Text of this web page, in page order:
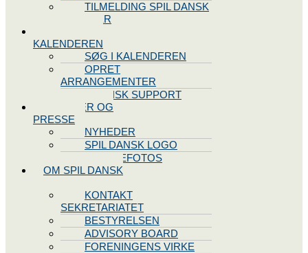
TILMELDING SPIL DANSK
ARTISTER
KALENDEREN
SØG I KALENDEREN
OPRET
ARRANGEMENTER
TEKNISK SUPPORT
NYHEDER OG
PRESSE
NYHEDER
SPIL DANSK LOGO
PRESSEFOTOS
OM SPIL DANSK
KONTAKT
SEKRETARIATET
BESTYRELSEN
ADVISORY BOARD
FORENINGENS VIRKE